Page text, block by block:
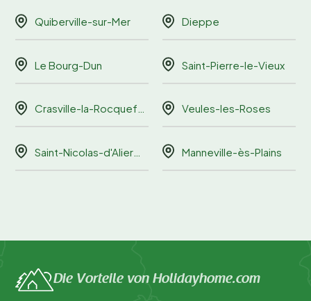
Quiberville-sur-Mer Dieppe
Le Bourg-Dun Saint-Pierre-le-Vieux
Crasville-la-Rocquefort Veules-les-Roses
Saint-Nicolas-d'Aliermont Manneville-ès-Plains
Die Vorteile von Holidayhome.com